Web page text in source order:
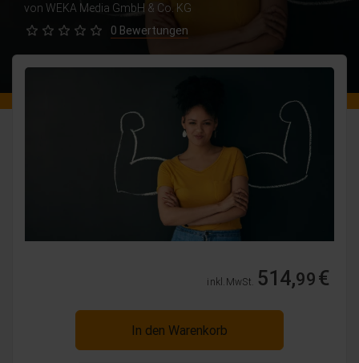
von WEKA Media GmbH & Co. KG
0 Bewertungen
inkl. MwSt. 514,99€
In den Warenkorb